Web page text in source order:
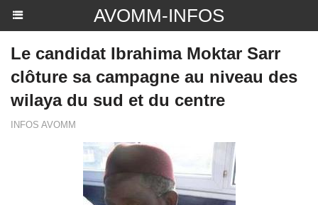
AVOMM-INFOS
Le candidat Ibrahima Moktar Sarr
clôture sa campagne au niveau des
wilaya du sud et du centre
INFOS AVOMM